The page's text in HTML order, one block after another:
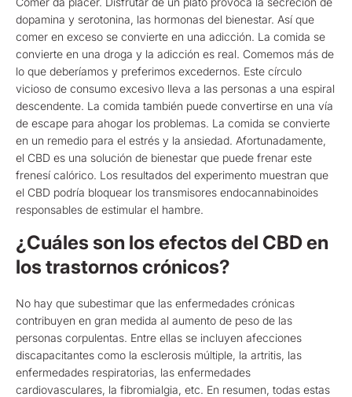
dopamina y serotonina, las hormonas del bienestar. Así que
comer en exceso se convierte en una adicción. La comida se
convierte en una droga y la adicción es real. Comemos más de
lo que deberíamos y preferimos excedernos. Este círculo
vicioso de consumo excesivo lleva a las personas a una espiral
descendente. La comida también puede convertirse en una vía
de escape para ahogar los problemas. La comida se convierte
en un remedio para el estrés y la ansiedad. Afortunadamente,
el CBD es una solución de bienestar que puede frenar este
frenesí calórico. Los resultados del experimento muestran que
el CBD podría bloquear los transmisores endocannabinoides
responsables de estimular el hambre.
¿Cuáles son los efectos del CBD en
los trastornos crónicos?
No hay que subestimar que las enfermedades crónicas
contribuyen en gran medida al aumento de peso de las
personas corpulentas. Entre ellas se incluyen afecciones
discapacitantes como la esclerosis múltiple, la artritis, las
enfermedades respiratorias, las enfermedades
cardiovasculares, la fibromialgia, etc. En resumen, todas estas